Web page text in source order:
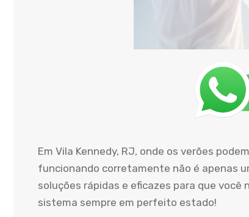
Em Vila Kennedy, RJ, onde os verões
funcionando corretamente não é apenas
soluções rápidas e eficazes para que
sistema sempre em perfeito estado!